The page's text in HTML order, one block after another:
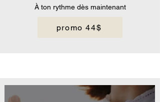
À ton rythme dès maintenant
promo 44$